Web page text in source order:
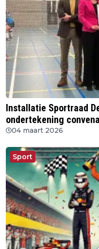
Installatie Sportraad
ondertekening
04 maart 2026
Sport